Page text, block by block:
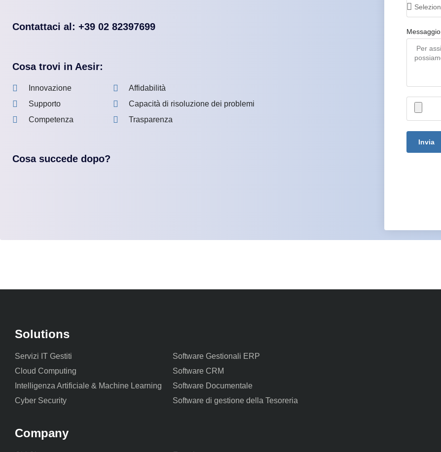
Contattaci al: +39 02 82397699
Cosa trovi in Aesir:
Innovazione
Supporto
Competenza
Affidabilità
Capacità di risoluzione dei problemi
Trasparenza
Cosa succede dopo?
Messaggio
Invia
Solutions
Servizi IT Gestiti
Cloud Computing
Intelligenza Artificiale & Machine Learning
Cyber Security
Software Gestionali ERP
Software CRM
Software Documentale
Software di gestione della Tesoreria
Company